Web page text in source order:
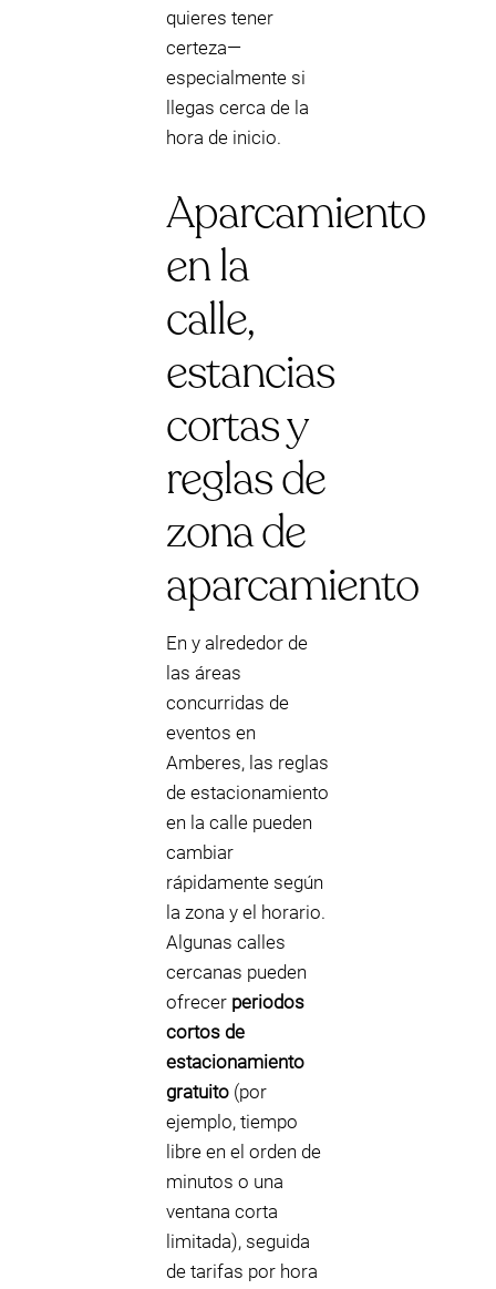
quieres tener
certeza—
especialmente si
llegas cerca de la
hora de inicio.
Aparcamiento
en la
calle,
estancias
cortas y
reglas de
zona de
aparcamiento
En y alrededor de
las áreas
concurridas de
eventos en
Amberes, las reglas
de estacionamiento
en la calle pueden
cambiar
rápidamente según
la zona y el horario.
Algunas calles
cercanas pueden
ofrecer periodos
cortos de
estacionamiento
gratuito (por
ejemplo, tiempo
libre en el orden de
minutos o una
ventana corta
limitada), seguida
de tarifas por hora